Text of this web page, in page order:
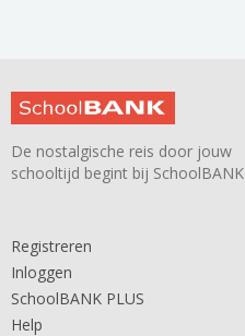
De nostalgische reis door jouw
schooltijd begint bij SchoolBANK
Registreren
Inloggen
SchoolBANK PLUS
Help